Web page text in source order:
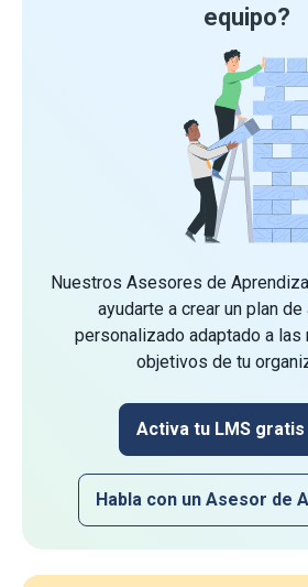
equipo?
Nuestros Asesores de
ayudarte a crear un plan
personalizado adaptado a
objetivos de tu
Activa tu LMS
Habla con un Asesor de